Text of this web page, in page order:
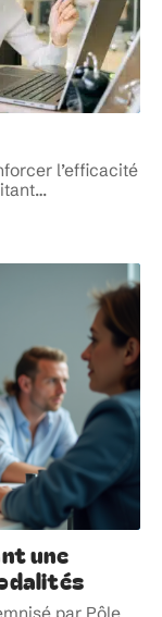
l’efficacité
…
une